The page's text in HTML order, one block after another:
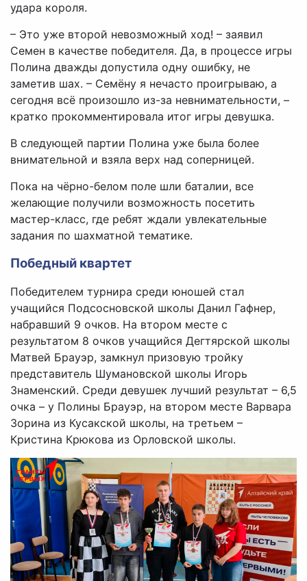
удара короля.
– Это уже второй невозможный ход! – заявил
Семен в качестве победителя. Да, в процессе игры
Полина дважды допустила одну ошибку, не
заметив шах. – Семёну я нечасто проигрываю, а
сегодня всё произошло из-за невнимательности, –
кратко прокомментировала итог игры девушка.
В следующей партии Полина уже была более
внимательной и взяла верх над соперницей.
Пока на чёрно-белом поле шли баталии, все
желающие получили возможность посетить
мастер-класс, где ребят ждали увлекательные
задания по шахматной тематике.
Победный квартет
Победителем турнира среди юношей стал
учащийся Подсосновской школы Данил Гафнер,
набравший 9 очков. На втором месте с
результатом 8 очков учащийся Дегтярской школы
Матвей Брауэр, замкнул призовую тройку
представитель Шумановской школы Игорь
Знаменский. Среди девушек лучший результат – 6,5
очка – у Полины Брауэр, на втором месте Варвара
Зорина из Кусакской школы, на третьем –
Кристина Крюкова из Орловской школы.